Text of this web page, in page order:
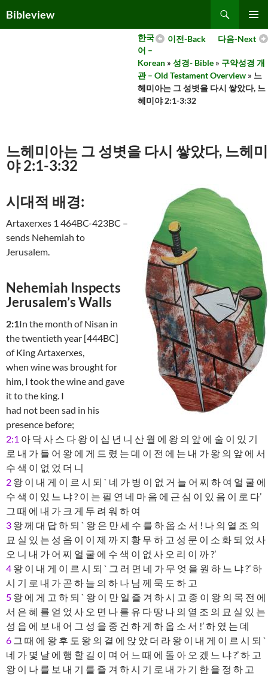
toBibleview
MENU
다음-Next
이전-Back
한국
어 –
Korean » 성경- Bible » 구약성경 개
관 – Old Testament Overview » 느
헤미아는 그 성볏을 다시 쌓았다, 느
헤미야 2:1-3:32
느헤미아는 그 성볏을 다시 쌓았다, 느헤미
야 2:1-3:32
시대적 배경:
Artaxerxes 1 464BC-423BC –
sends Nehemiah to
Jerusalem.
Nehemiah Inspects
Jerusalem’s Walls
2:1In the month of Nisan in
the twentieth year [444BC]
of King Artaxerxes,
when wine was brought for
him, I took the wine and gave
it to the king. I
had not been sad in his
presence before;
2:1 아 닥 사 스 다 왕 이 십 년 니 산 월 에 왕 의 앞 에 술 이 있 기
로 내 가 들 어 왕 에 게 드 렸 는 데 이 전 에 는 내 가 왕 의 앞 에 서
수 색 이 없 었 더 니
2 왕 이 내 게 이 르 시 되 ` 네 가 병 이 없 거 늘 어 찌 하 여 얼 굴 에
수 색 이 있 느 냐 ? 이 는 필 연 네 마 음 에 근 심 이 있 음 이 로 다’
그 때 에 내 가 크 게 두 려 워 하 여
3 왕 께 대 답 하 되 ` 왕 은 만 세 수 를 하 옵 소 서 ! 나 의 열 조 의
묘 실 있 는 성 읍 이 이 제 까 지 황 무 하 고 성 문 이 소 화 되 었 사
오 니 내 가 어 찌 얼 굴 에 수 색 이 없 사 오 리 이 까 ?’
4 왕 이 내 게 이 르 시 되 ` 그 러 면 네 가 무 엇 을 원 하 느 냐 ?’ 하
시 기 로 내 가 곧 하 늘 의 하 나 님 께 묵 도 하 고
5 왕 에 게 고 하 되 ` 왕 이 만 일 즐 겨 하 시 고 종 이 왕 의 목 전 에
서 은 혜 를 얻 었 사 오 면 나 를 유 다 땅 나 의 열 조 의 묘 실 있 는
성 읍 에 보 내 어 그 성 을 중 건 하 게 하 옵 소 서 !’ 하 였 는 데
6 그 때 에 왕 후 도 왕 의 곁 에 앉 았 더 라 왕 이 내 게 이 르 시 되 `
네 가 몇 날 에 행 할 길 이 며 어 느 때 에 돌 아 오 겠 느 냐 ?’ 하 고
왕 이 나 를 보 내 기 를 즐 겨 하 시 기 로 내 가 기 한 을 정 하 고